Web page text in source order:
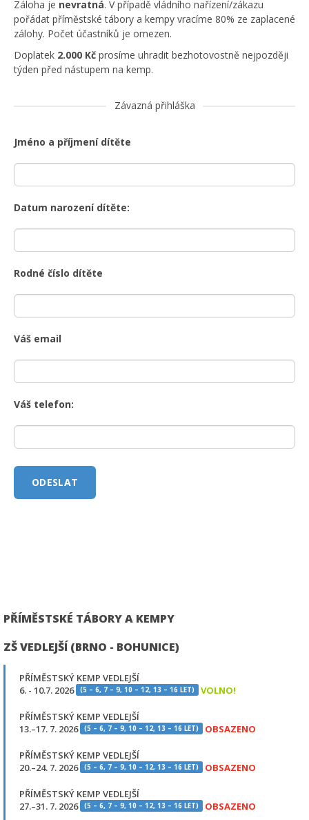
Záloha je nevratná. V případě vládního nařízení/zákazu
pořádat příměstské tábory a kempy vracíme 80% ze zaplacené
zálohy. Počet účastníků je omezen.
Doplatek 2.000 Kč prosíme uhradit bezhotovostně nejpozději
týden před nástupem na kemp.
Závazná přihláška
Jméno a příjmení dítěte
Datum narození dítěte:
Rodné číslo dítěte
Váš email
Váš telefon:
PŘÍMĚSTSKÉ TÁBORY A KEMPY
ZŠ VEDLEJŠÍ (BRNO - BOHUNICE)
PŘÍMĚSTSKÝ KEMP VEDLEJŠÍ
6. - 10.7. 2026
(5 – 6, 7 – 9, 10 – 12, 13 – 16 LET) VOLNO!
PŘÍMĚSTSKÝ KEMP VEDLEJŠÍ
13.–17. 7. 2026
(5 – 6, 7 – 9, 10 – 12, 13 – 16 LET) OBSAZENO
PŘÍMĚSTSKÝ KEMP VEDLEJŠÍ
20.–24. 7. 2026
(5 – 6, 7 – 9, 10 – 12, 13 – 16 LET) OBSAZENO
PŘÍMĚSTSKÝ KEMP VEDLEJŠÍ
27.–31. 7. 2026
(5 – 6, 7 – 9, 10 – 12, 13 – 16 LET) OBSAZENO